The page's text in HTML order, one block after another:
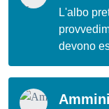
L'albo
devono